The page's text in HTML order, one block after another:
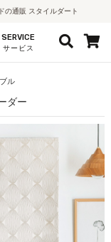
の通販 スタイルダート
SERVICE
サービス
ル
ダー